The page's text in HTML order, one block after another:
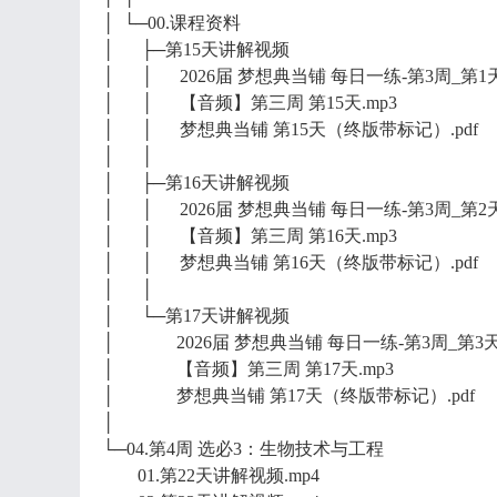
│ └─00.课程资料
│ ├─第15天讲解视频
│ │ 2026届 梦想典当铺 每日一练-第3周_第1
│ │ 【音频】第三周 第15天.mp3
│ │ 梦想典当铺 第15天（终版带标记）.pdf
│ ├─第16天讲解视频
│ │ 2026届 梦想典当铺 每日一练-第3周_第2
│ │ 【音频】第三周 第16天.mp3
│ │ 梦想典当铺 第16天（终版带标记）.pdf
│ └─第17天讲解视频
│ 2026届 梦想典当铺 每日一练-第3周_第3
│ 【音频】第三周 第17天.mp3
│ 梦想典当铺 第17天（终版带标记）.pdf
└─04.第4周 选必3：生物技术与工程
01.第22天讲解视频.mp4